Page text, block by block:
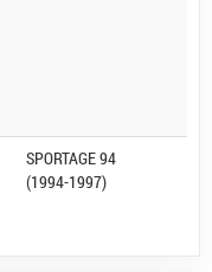
SPORTAGE 94
(1994-1997)